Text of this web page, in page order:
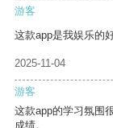
游客
这款app是我娱乐的
2025-11-04
游客
这款app的学习氛围
成绩。